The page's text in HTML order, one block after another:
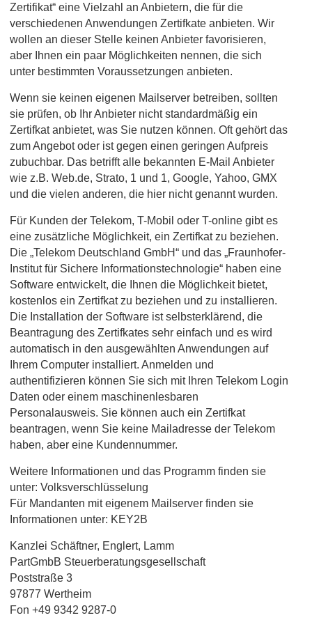
Zertifikat“ eine Vielzahl an Anbietern, die für die
verschiedenen Anwendungen Zertifkate anbieten. Wir
wollen an dieser Stelle keinen Anbieter favorisieren,
aber Ihnen ein paar Möglichkeiten nennen, die sich
unter bestimmten Voraussetzungen anbieten.
Wenn sie keinen eigenen Mailserver betreiben, sollten
sie prüfen, ob Ihr Anbieter nicht standardmäßig ein
Zertifkat anbietet, was Sie nutzen können. Oft gehört das
zum Angebot oder ist gegen einen geringen Aufpreis
zubuchbar. Das betrifft alle bekannten E-Mail Anbieter
wie z.B. Web.de, Strato, 1 und 1, Google, Yahoo, GMX
und die vielen anderen, die hier nicht genannt wurden.
Für Kunden der Telekom, T-Mobil oder T-online gibt es
eine zusätzliche Möglichkeit, ein Zertifkat zu beziehen.
Die „Telekom Deutschland GmbH“ und das „Fraunhofer-
Institut für Sichere Informationstechnologie“ haben eine
Software entwickelt, die Ihnen die Möglichkeit bietet,
kostenlos ein Zertifkat zu beziehen und zu installieren.
Die Installation der Software ist selbsterklärend, die
Beantragung des Zertifkates sehr einfach und es wird
automatisch in den ausgewählten Anwendungen auf
Ihrem Computer installiert. Anmelden und
authentifizieren können Sie sich mit Ihren Telekom Login
Daten oder einem maschinenlesbaren
Personalausweis. Sie können auch ein Zertifkat
beantragen, wenn Sie keine Mailadresse der Telekom
haben, aber eine Kundennummer.
Weitere Informationen und das Programm finden sie
unter: Volksverschlüsselung
Für Mandanten mit eigenem Mailserver finden sie
Informationen unter: KEY2B
Kanzlei Schäftner, Englert, Lamm
PartGmbB Steuerberatungsgesellschaft
Poststraße 3
97877 Wertheim
Fon +49 9342 9287-0